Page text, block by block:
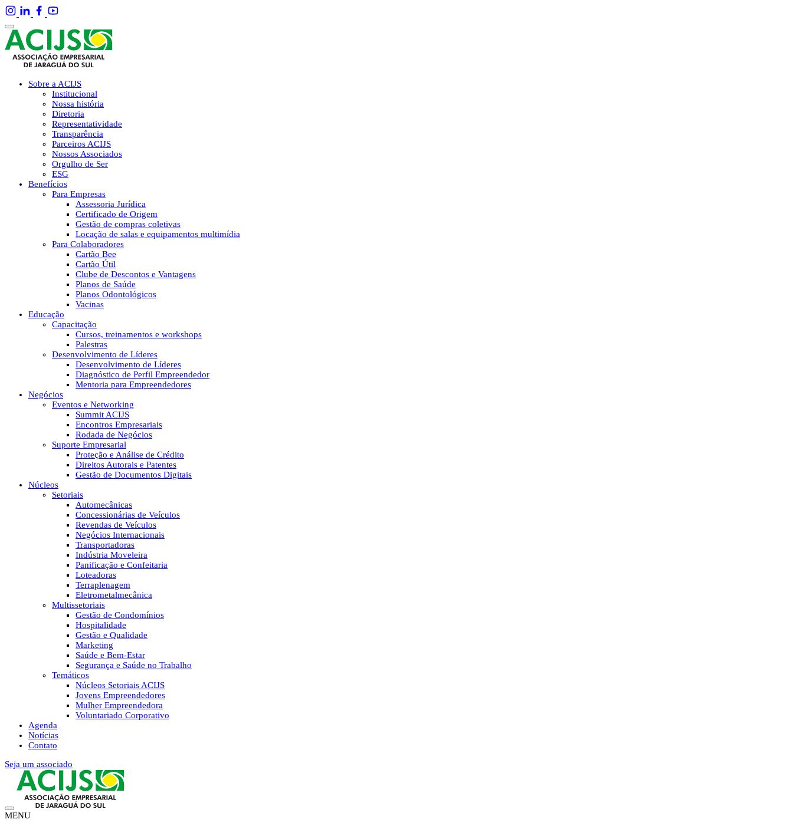
Sobre a ACIJS
Institucional
Nossa história
Diretoria
Representatividade
Transparência
Parceiros ACIJS
Nossos Associados
Orgulho de Ser
ESG
Benefícios
Para Empresas
Assessoria Jurídica
Certificado de Origem
Gestão de compras coletivas
Locação de salas e equipamentos multimídia
Para Colaboradores
Cartão Bee
Cartão Útil
Clube de Descontos e Vantagens
Planos de Saúde
Planos Odontológicos
Vacinas
Educação
Capacitação
Cursos, treinamentos e workshops
Palestras
Desenvolvimento de Líderes
Desenvolvimento de Líderes
Diagnóstico de Perfil Empreendedor
Mentoria para Empreendedores
Negócios
Eventos e Networking
Summit ACIJS
Encontros Empresariais
Rodada de Negócios
Suporte Empresarial
Proteção e Análise de Crédito
Direitos Autorais e Patentes
Gestão de Documentos Digitais
Núcleos
Setoriais
Automecânicas
Concessionárias de Veículos
Revendas de Veículos
Negócios Internacionais
Transportadoras
Indústria Moveleira
Panificação e Confeitaria
Loteadoras
Terraplenagem
Eletrometalmecânica
Multissetoriais
Gestão de Condomínios
Hospitalidade
Gestão e Qualidade
Marketing
Saúde e Bem-Estar
Segurança e Saúde no Trabalho
Temáticos
Núcleos Setoriais ACIJS
Jovens Empreendedores
Mulher Empreendedora
Voluntariado Corporativo
Agenda
Notícias
Contato
Seja um associado
MENU